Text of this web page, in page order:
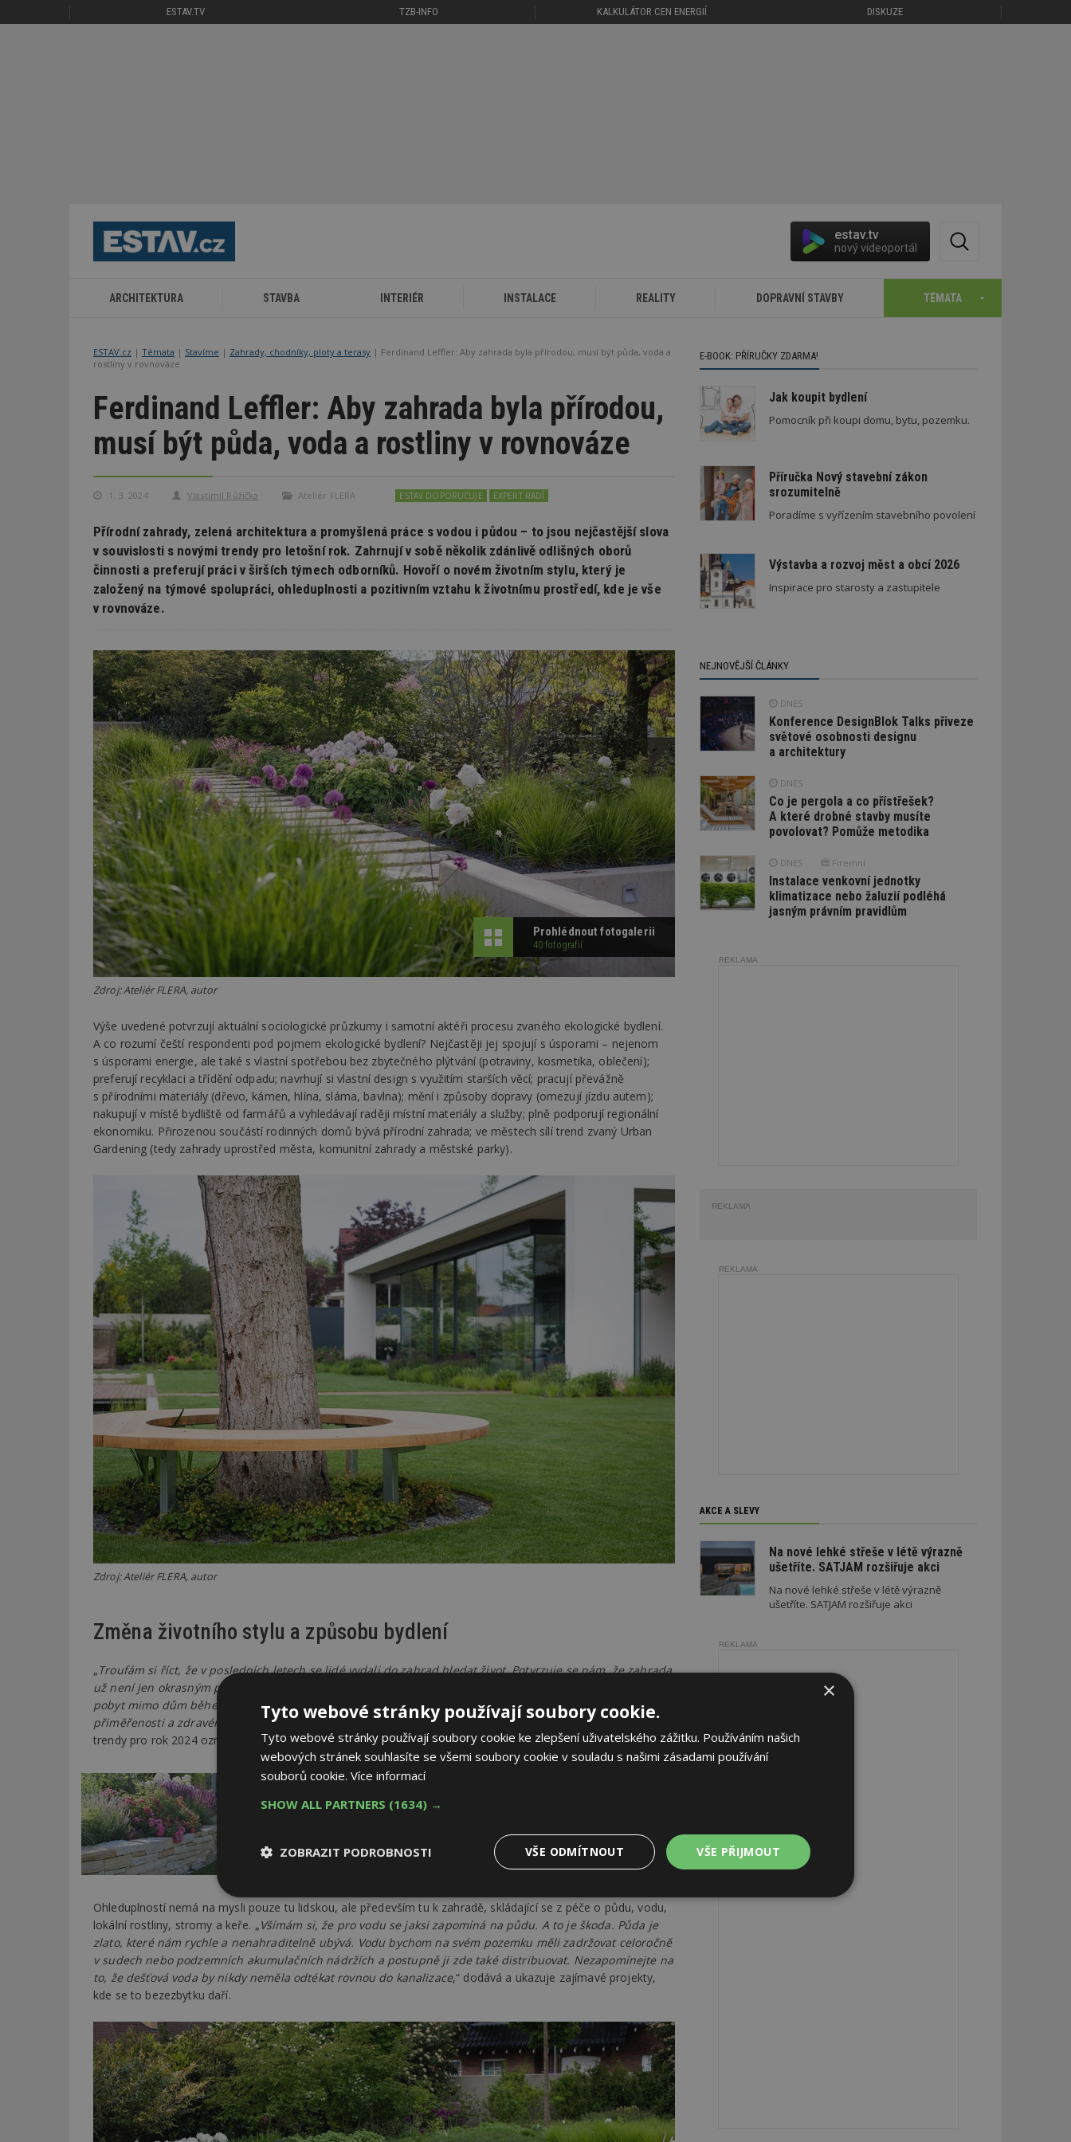
ESTAV.TV TZB-INFO KALKULÁTOR CEN ENERGIÍ DISKUZE
estav.tv
nový videoportál
ARCHITEKTURA STAVBA INTERIÉR INSTALACE REALITY DOPRAVNÍ STAVBY TÉMATA
ESTAV.cz Témata Stavíme Zahrady, chodníky, ploty a terasy
Ferdinand Leffler: Aby zahrada byla přírodou, musí být půda, voda a
rostliny v rovnováze
Ferdinand Leffler: Aby zahrada byla přírodou,
musí být půda, voda a rostliny v rovnováze
1. 3. 2024 Vlastimil Růžička Ateliér FLERA ESTAV DOPORUČUJE EXPERT RADÍ
Přírodní zahrady, zelená architektura a promyšlená práce s vodou i půdou – to jsou nejčastější slova
v souvislosti s novými trendy pro letošní rok. Zahrnují v sobě několik zdánlivě odlišných oborů
činnosti a preferují práci v širších týmech odborníků. Hovoří o novém životním stylu, který je
založený na týmové spolupráci, ohleduplnosti a pozitivním vztahu k životnímu prostředí, kde je vše
v rovnováze.
Prohlédnout fotogalerii
40 fotografií
Zdroj: Ateliér FLERA, autor
Výše uvedené potvrzují aktuální sociologické průzkumy i samotní aktéři procesu zvaného ekologické bydlení.
A co rozumí čeští respondenti pod pojmem ekologické bydlení? Nejčastěji jej spojují s úsporami – nejenom
s úsporami energie, ale také s vlastní spotřebou bez zbytečného plýtvání (potraviny, kosmetika, oblečení);
preferují recyklaci a třídění odpadu; navrhují si vlastní design s využitím starších věcí; pracují převážně
s přírodními materiály (dřevo, kámen, hlína, sláma, bavlna); mění i způsoby dopravy (omezují jízdu autem);
nakupují v místě bydliště od farmářů a vyhledávají raději místní materiály a služby; plně podporují regionální
ekonomiku. Přirozenou součástí rodinných domů bývá přírodní zahrada; ve městech sílí trend zvaný Urban
Gardening (tedy zahrady uprostřed města, komunitní zahrady a městské parky).
Zdroj: Ateliér FLERA, autor
Změna životního stylu a způsobu bydlení
„Troufám si říct, že v posledních letech se lidé vydali do zahrad hledat život. Potvrzuje se nám, že zahrada
už není jen okrasným prostorem; stala se součástí moderního životního stylu, v němž vyhledáváme zdravý
pobyt mimo dům během celého roku. Jsem rád, že svoji pozornost zaměřujeme k ohleduplnosti,
přiměřenosti a zdravému způsobu života ,“ podotýká známý zahradní architekt Ferdinand Leffler a jako
trendy pro rok 2024 označuje právě onu ohleduplnost, přiměřenost, život v zahradě a realizace svépomocí.
Plánujte zahradu se zahradním architektem
včas. Na co dát pozor a kdy volat odborníka
Ohleduplností nemá na mysli pouze tu lidskou, ale především tu k zahradě, skládající se z péče o půdu, vodu,
lokální rostliny, stromy a keře. „Všímám si, že pro vodu se jaksi zapomíná na půdu. A to je škoda. Půda je
zlato, které nám rychle a nenahraditelně ubývá. Vodu bychom na svém pozemku měli zadržovat celoročně
v sudech nebo podzemních akumulačních nádržích a postupně ji zde také distribuovat. Nezapomínejte na
to, že dešťová voda by nikdy neměla odtékat rovnou do kanalizace,“ dodává a ukazuje zajímavé projekty,
kde se to bezezbytku daří.
E-BOOK: PŘÍRUČKY ZDARMA!
Jak koupit bydlení
Pomocník při koupi domu, bytu, pozemku.
Příručka Nový stavební zákon
srozumitelně
Poradíme s vyřízením stavebního povolení
Výstavba a rozvoj měst a obcí 2026
Inspirace pro starosty a zastupitele
NEJNOVĚJŠÍ ČLÁNKY
DNES
Konference DesignBlok Talks přiveze
světové osobnosti designu
a architektury
DNES
Co je pergola a co přístřešek?
A které drobné stavby musíte
povolovat? Pomůže metodika
DNES Firemní
Instalace venkovní jednotky
klimatizace nebo žaluzií podléhá
jasným právním pravidlům
REKLAMA
REKLAMA
REKLAMA
AKCE A SLEVY
Na nové lehké střeše v létě výrazně
ušetříte. SATJAM rozšiřuje akci
Na nové lehké střeše v létě výrazně
ušetříte. SATJAM rozšiřuje akci
REKLAMA
×
Tyto webové stránky používají soubory cookie.
Tyto webové stránky používají soubory cookie ke zlepšení uživatelského zážitku. Používáním našich
webových stránek souhlasíte se všemi soubory cookie v souladu s našimi zásadami používání
souborů cookie. Více informací
SHOW ALL PARTNERS (1634) →
VŠE PŘIJMOUT
VŠE ODMÍTNOUT
ZOBRAZIT PODROBNOSTI
Nezbytně
nutné soubory
Výkonové
soubory
Soubory cílení
Funkční
soubory
Nezařazené
Nezbytně nutné soubory Výkonové soubory Soubory cílení Funkční soubory
Nezbytně nutné soubory cookie umožňují základní funkce webových stránek, jako je přihlášení uživatele a správa účtu.
Webové stránky nelze bez nezbytně nutných souborů cookie správně používat.
Název
Provider /
Doména
Vyprší Popis
_hjIncludedInPageviewSample
Hotjar Ltd
www.estav.cz
2
minuty
Tento soubor cookie je nastaven tak, aby informoval
Hotjar o tom, zda je tento návštěvník zahrnut do